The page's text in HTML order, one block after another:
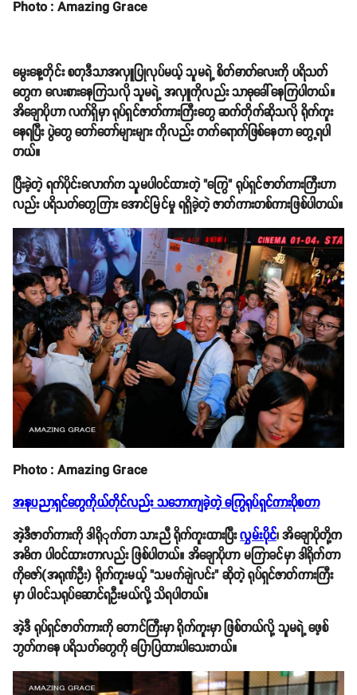
Photo : Amazing Grace
မွေးနေ့တိုင်း စတုဒီသာအလှူပြုလုပ်မယ့် သူမရဲ့ စိတ်ဓာတ်လေးကို ပရိသတ်
တွေက လေးစားနေကြသလို သူမရဲ့ အလှူကိုလည်း သာဓုခေါ်နေကြပါတယ်။
အိချောပိုဟာ လက်ရှိမှာ ရုပ်ရှင်ဇာတ်ကားကြီးတွေ ဆက်တိုက်ဆိုသလို ရိုက်ကူး
နေရပြီး ပွဲတွေ တော်တော်များများ ကိုလည်း တက်ရောက်ဖြစ်နေတာ တွေ့ရပါ
တယ်။
ပြီးခဲ့တဲ့ ရက်ပိုင်းလောက်က သူမပါဝင်ထားတဲ့ "ကြွေ" ရုပ်ရှင်ဇာတ်ကားကြီးဟာ
လည်း ပရိသတ်တွေကြား အောင်မြင်မှု ရရှိခဲ့တဲ့ ဇာတ်ကားတစ်ကားဖြစ်ပါတယ်။
Photo : Amazing Grace
အနုပညာရှင်တွေကိုယ်တိုင်လည်း သဘောကျခဲ့တဲ့ ကြွေရုပ်ရှင်ကားပိုစတာ
အဲ့ဒီဇာတ်ကားကို ဒါရိုုက်တာ သားညီ ရိုက်ကူးထားပြီးလွှမ်းပိုင်၊ အိချောပိုတို့က
အဓိက ပါဝင်ထားတာလည်း ဖြစ်ပါတယ်။ အိချောပိုဟာ မကြာခင်မှာ ဒါရိုက်တာ
ကိုဇော်(အရုဏ်ဦး) ရိုက်ကူးမယ့် "သမက်ချဲလင်း" ဆိုတဲ့ ရုပ်ရှင်ဇာတ်ကားကြီး
မှာ ပါဝင်သရုပ်ဆောင်ရဦးမယ်လို့ သိရပါတယ်။
အဲ့ဒီ ရုပ်ရှင်ဇာတ်ကားကို တောင်ကြီးမှာ ရိုက်ကူးမှာ ဖြစ်တယ်လို့ သူမရဲ့ ဖေ့စ်
ဘွတ်ကနေ ပရိသတ်တွေကို ပြောပြထားပါသေးတယ်။